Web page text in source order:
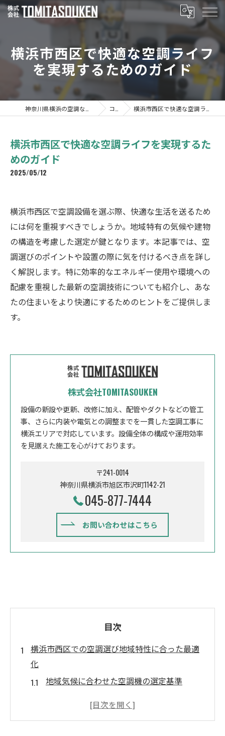
横浜市西区で快適な空調ライフ
を実現するためのガイド
コラム 横浜市西区で快適な空調ライフを実現するためのガイド
横浜市西区で快適な空調ライフを実現するた
めのガイド
2025/05/12
横浜市西区で空調設備を選ぶ際、快適な生活を送るため
には何を重視すべきでしょうか。地域特有の気候や建物
の構造を考慮した選定が鍵となります。本記事では、空
調選びのポイントや設置の際に気を付けるべき点を詳し
く解説します。特に効率的なエネルギー使用や環境への
配慮を重視した最新の空調技術についても紹介し、あな
たの住まいをより快適にするためのヒントをご提供しま
す。
株式会社TOMITASOUKEN
設備の新設や更新、改修に加え、配管やダクトなどの管工
事、さらに内装や電気との調整までを一貫した空調工事に
横浜エリアで対応しています。設備全体の構成や運用効率
を見据えた施工を心がけております。
〒241-0014
神奈川県横浜市旭区市沢町1142-21
045-877-7444
お問い合わせはこちら
目次
横浜市西区での空調選び地域特性に合った最適
化
地域気候に合わせた空調機の選定基準
横浜市西区での快適な空調設定方法